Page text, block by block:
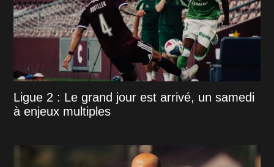
Ligue 2 : Le grand jour est arrivé, un samedi
à enjeux multiples